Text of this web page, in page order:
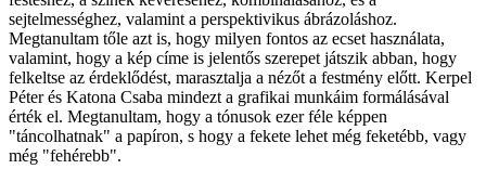
sejtelmességhez, valamint a perspektivikus ábrázoláshoz.
Megtanultam tőle azt is, hogy milyen fontos az ecset használata,
valamint, hogy a kép címe is jelentős szerepet játszik abban, hogy
felkeltse az érdeklődést, marasztalja a nézőt a festmény előtt. Kerpel
Péter és Katona Csaba mindezt a grafikai munkáim formálásával
érték el. Megtanultam, hogy a tónusok ezer féle képpen
"táncolhatnak" a papíron, s hogy a fekete lehet még feketébb, vagy
még "fehérebb".